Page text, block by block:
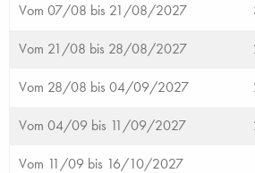
Vom 07/08 bis 21/08/2027
Vom 21/08 bis 28/08/2027
Vom 28/08 bis 04/09/2027
Vom 04/09 bis 11/09/2027
Vom 11/09 bis 16/10/2027